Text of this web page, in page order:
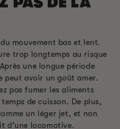
du mouvement bas et lent.
trop longtemps au risque
une longue période
peut avoir un goût amer.
pas fumer les aliments
de cuisson. De plus,
un léger jet, et non
d’une locomotive.